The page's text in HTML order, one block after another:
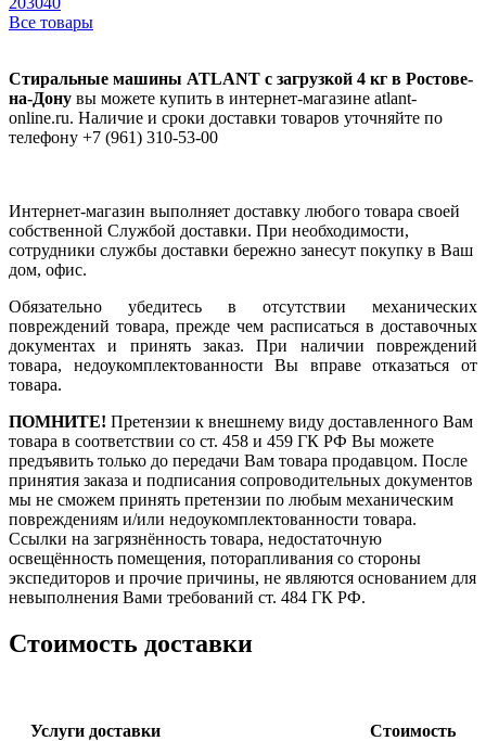
Все товары
Стиральные машины ATLANT с загрузкой 4 кг в Ростове-
на-Дону вы можете купить в интернет-магазине atlant-
online.ru. Наличие и сроки доставки товаров уточняйте по
телефону +7 (961) 310-53-00
Интернет-магазин выполняет доставку любого товара своей
собственной Службой доставки. При необходимости,
сотрудники службы доставки бережно занесут покупку в Ваш
дом, офис.
Обязательно убедитесь в отсутствии механических
повреждений товара, прежде чем расписаться в доставочных
документах и принять заказ. При наличии повреждений
товара, недоукомплектованности Вы вправе отказаться от
товара.
ПОМНИТЕ! Претензии к внешнему виду доставленного Вам
товара в соответствии со ст. 458 и 459 ГК РФ Вы можете
предъявить только до передачи Вам товара продавцом. После
принятия заказа и подписания сопроводительных документов
мы не сможем принять претензии по любым механическим
повреждениям и/или недоукомплектованности товара.
Ссылки на загрязнённость товара, недостаточную
освещённость помещения, поторапливания со стороны
экспедиторов и прочие причины, не являются основанием для
невыполнения Вами требований ст. 484 ГК РФ.
Стоимость доставки
Услуги доставки Стоимость